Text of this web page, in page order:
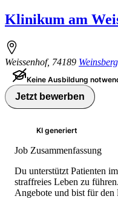
Klinikum am
Weissenhof, 74189 Weinsberg
Keine Ausbildung
Jetzt bewerben
KI generiert
Job Zusammenfassung
Du unterstützt Patienten
straffreies Leben zu
Angebote und bist für den